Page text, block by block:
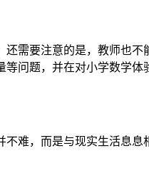
还需要注意的是，教师也不
问题，并在对小学数学体
难，而是与现实生活息息